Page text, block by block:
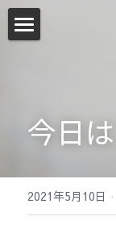
松本朋子
new
検索
日本語
今日
2021年5月10日 ·
すべてのカ